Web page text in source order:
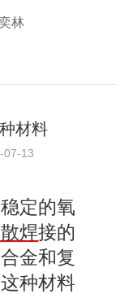
林
材料
07-13
定的氧
焊接的
金和复
这种材料